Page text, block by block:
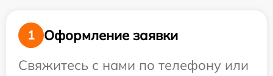
1
Оформление заявки
Свяжитесь с нами по телефону или